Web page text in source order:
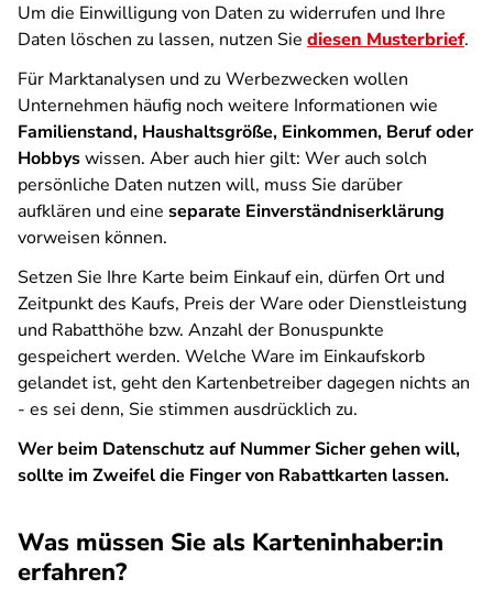
Um die Einwilligung von Daten zu widerrufen und Ihre
Daten löschen zu lassen, nutzen Sie diesen Musterbrief.
Für Marktanalysen und zu Werbezwecken wollen
Unternehmen häufig noch weitere Informationen wie
Familienstand, Haushaltsgröße, Einkommen, Beruf oder
Hobbyswissen. Aber auch hier gilt: Wer auch solch
persönliche Daten nutzen will, muss Sie darüber
aufklären und eine separate Einverständniserklärung
vorweisen können.
Setzen Sie Ihre Karte beim Einkauf ein, dürfen Ort und
Zeitpunkt des Kaufs, Preis der Ware oder Dienstleistung
und Rabatthöhe bzw. Anzahl der Bonuspunkte
gespeichert werden. Welche Ware im Einkaufskorb
gelandet ist, geht den Kartenbetreiber dagegen nichts an
- es sei denn, Sie stimmen ausdrücklich zu.
Wer beim Datenschutz auf Nummer Sicher gehen will,
sollte im Zweifel die Finger von Rabattkarten lassen.
Was müssen Sie als Karteninhaber:in
erfahren?